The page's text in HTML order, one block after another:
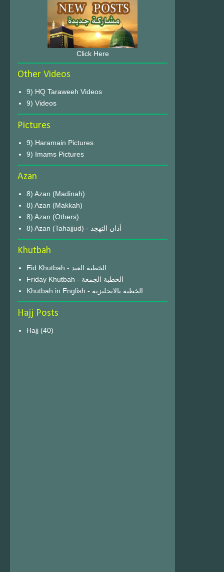
Click Here
Other Videos
9) HQ Taraweeh Videos
9) Videos
Pictures
9) Haramain Pictures
9) Imams Pictures
Azan
8) Azan (Madinah)
8) Azan (Makkah)
8) Azan (Others)
8) Azan (Tahajjud) - أذان التهجد
Khutbah
Eid Khutbah - الخطبة العيد
Friday Khutbah - الخطبة الجمعة
Khutbah in English - الخطبة بالانجليزية
Hajj Posts
Hajj (40)